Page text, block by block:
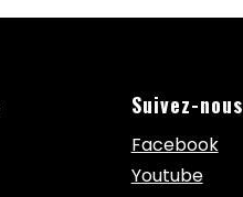
Suivez-nous
Facebook
Youtube